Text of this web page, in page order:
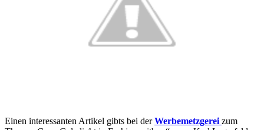
Einen interessanten Artikel gibts bei derWerbemetzgerei zum